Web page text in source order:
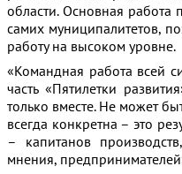
области. Основная работа
самих муниципалитетов,
работу на высоком уровне.
«Командная работа всей
часть «Пятилетки
только вместе. Не может
всегда конкретна – это
– капитанов
мнения,